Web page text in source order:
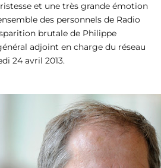
et une très grande émotion
des personnels de Radio
brutale de Philippe
adjoint en charge du réseau
24 avril 2013.